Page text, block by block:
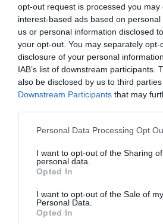
opt-out request is processed you may
interest-based ads based on
us or personal information disclosed
your opt-out. You may separately
disclosure of your personal
IAB’s list of downstream participants.
also be disclosed by us to third
Downstream Participants that may
Please note that this website/app
not limited to your visit or usage
grant or deny consent to Google and
use your data for below specified
consent section.
Personal Data Processing Opt
I want to opt-out of the Sharing
personal data.
Opted In
I want to opt-out of the Sale of my
Personal Data.
Opted In
κ. Κανελλόπουλος. «
άλλου, υπάρχει πάντοτε το
μιας εκδοράς στον
μόλυνσης στο μάτι, αν π.χ.
δυνατά ο ασθενής».
ΠΩΣ ΝΑ
ΣΑΣ ΑΠΌ ΤΟΝ ΚΑΠΝΌ
Ο κ. Κανελλόπουλος έχει
συμβουλές για να
μάτια σας από τον καπνό:
Αν τις μέρες με τους
ατμοσφαιρικούς ρύπους